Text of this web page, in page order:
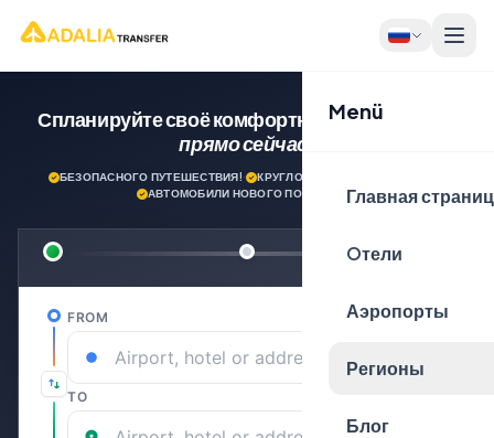
Menü
Главная
Oтели
Аэропорты
Регионы
Блог
Спланируйте своё комфортное путешествие
прямо сейчас!
БЕЗОПАСНОГО ПУТЕШЕСТВИЯ!· КРУГЛОСУТОЧНАЯ ПОДДЕРЖКА
АВТОМОБИЛИ НОВОГО ПОКОЛЕНИЯ